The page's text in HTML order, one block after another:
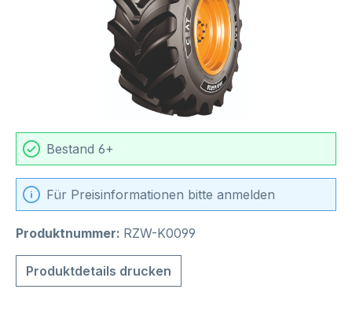
Bestand 6+
Für Preisinformationen bitte anmelden
Produktnummer: RZW-K0099
Produktdetails drucken